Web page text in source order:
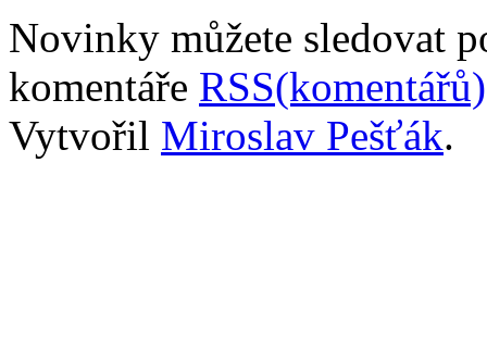
Novinky můžete sledovat
komentáře RSS(komentářů)
Vytvořil Miroslav Pešťák.